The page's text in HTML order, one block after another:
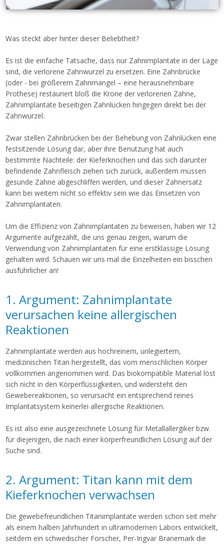
Was steckt aber hinter dieser Beliebtheit?
Es ist die einfache Tatsache, dass nur Zahnimplantate in der Lage
sind, die verlorene Zahnwurzel zu ersetzen. Eine Zahnbrücke
(oder - bei größerem Zahnmangel – eine herausnehmbare
Prothese) restauriert bloß die Krone der verlorenen Zähne,
Zahnimplantate beseitigen Zahnlücken hingegen direkt bei der
Zahnwurzel.
Zwar stellen Zahnbrücken bei der Behebung von Zahnlücken eine
festsitzende Lösung dar, aber ihre Benutzung hat auch
bestimmte Nachteile: der Kieferknochen und das sich darunter
befindende Zahnfleisch ziehen sich zurück, außerdem müssen
gesunde Zähne abgeschliffen werden, und dieser Zahnersatz
kann bei weitem nicht so effektiv sein wie das Einsetzen von
Zahnimplantaten.
Um die Effizienz von Zahnimplantaten zu beweisen, haben wir 12
Argumente aufgezählt, die uns genau zeigen, warum die
Verwendung von Zahnimplantaten für eine erstklassige Lösung
gehalten wird. Schauen wir uns mal die Einzelheiten ein bisschen
ausführlicher an!
1. Argument: Zahnimplantate
verursachen keine allergischen
Reaktionen
Zahnimplantate werden aus hochreinem, unlegiertem,
medizinischen Titan hergestellt, das vom menschlichen Körper
vollkommen angenommen wird. Das biokompatible Material löst
sich nicht in den Körperflüssigkeiten, und widersteht den
Gewebereaktionen, so verursacht ein entsprechend reines
Implantatsystem keinerlei allergische Reaktionen.
Es ist also eine ausgezeichnete Lösung für Metallallergiker bzw.
für diejenigen, die nach einer körperfreundlichen Lösung auf der
Suche sind.
2. Argument: Titan kann mit dem
Kieferknochen verwachsen
Die gewebefreundlichen Titanimplantate werden schon seit mehr
als einem halben Jahrhundert in ultramodernen Labors entwickelt,
seitdem ein schwedischer Forscher, Per-Ingvar Branemark die